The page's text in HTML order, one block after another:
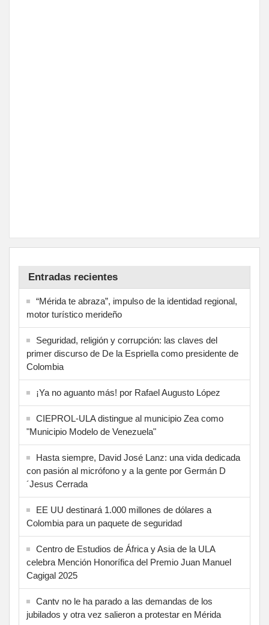
Entradas recientes
“Mérida te abraza”, impulso de la identidad regional,
motor turístico merideño
Seguridad, religión y corrupción: las claves del
primer discurso de De la Espriella como presidente de
Colombia
¡Ya no aguanto más! por Rafael Augusto López
CIEPROL-ULA distingue al municipio Zea como
"Municipio Modelo de Venezuela"
Hasta siempre, David José Lanz: una vida dedicada
con pasión al micrófono y a la gente por Germán D
´Jesus Cerrada
EE UU destinará 1.000 millones de dólares a
Colombia para un paquete de seguridad
Centro de Estudios de África y Asia de la ULA
celebra Mención Honorífica del Premio Juan Manuel
Cagigal 2025
Cantv no le ha parado a las demandas de los
jubilados y otra vez salieron a protestar en Mérida